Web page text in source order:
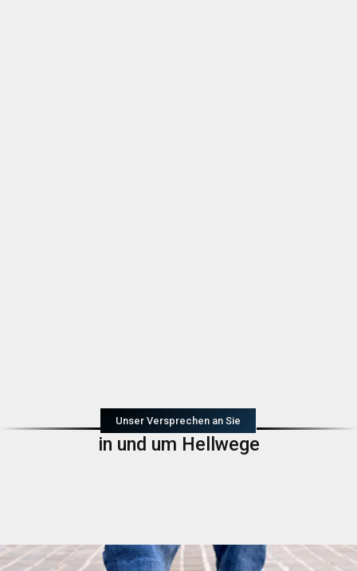
Unser Versprechen an Sie
in und um Hellwege